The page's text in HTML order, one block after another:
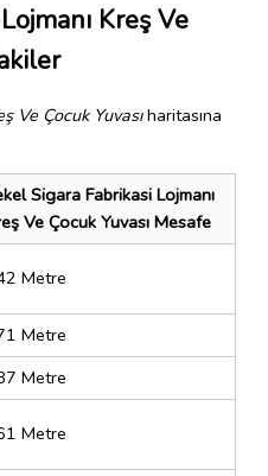
Kreş Ve
Ve Çocuk Yuvasıharitasına
Sigara Fabrikasi Lojmanı
Ve Çocuk Yuvası Mesafe
Metre
Metre
Metre
Metre